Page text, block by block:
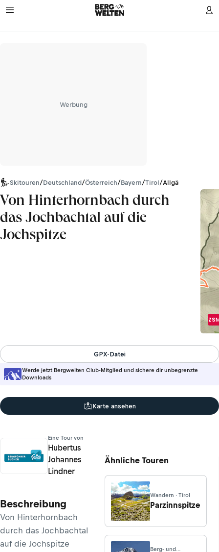
Werbung
Skitouren/Deutschland/Österreich/Bayern/Tirol/Allgäuer Alpen
Von Hinterhornbach durch
das Jochbachtal auf die
Jochspitze
ZS
Werde jetzt Bergwelten Club-Mitglied und sichere dir unbegrenzte
Downloads
GPX-Datei
Karte ansehen
Eine Tour von
Hubertus
Johannes
Lindner
Beschreibung
Von Hinterhornbach
durch das Jochbachtal
auf die Jochspitze
Ähnliche Touren
Wandern · Tirol
Parzinnspitze
Berg- und